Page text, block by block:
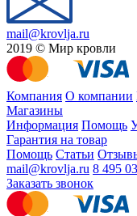
mail@krovlja.ru
2019 © Мир кровли
Компания О компании
Магазины
Информация Помощь
Гарантия на товар
Помощь Статьи
mail@krovlja.ru 8 495
Заказать звонок